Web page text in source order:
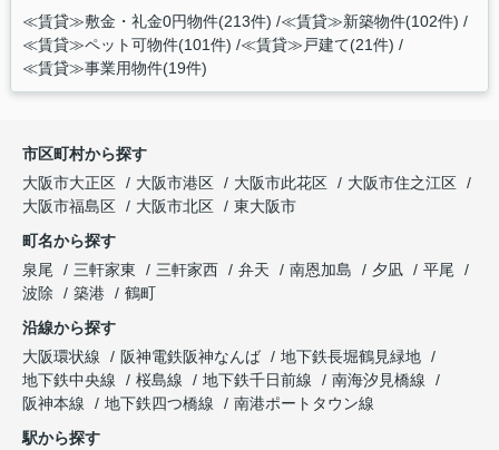
≪賃貸≫敷金・礼金0円物件(213件) ≪賃貸≫新築物件(102件)
≪賃貸≫ペット可物件(101件) ≪賃貸≫戸建て(21件)
≪賃貸≫事業用物件(19件)
市区町村から探す
大阪市大正区
大阪市港区 大阪市此花区
大阪市住之江区
大阪市福島区
大阪市北区
東大阪市
町名から探す
泉尾
三軒家東 三軒家西 弁天 南恩加島 夕凪
平尾
波除
築港
鶴町
沿線から探す
大阪環状線
阪神電鉄阪神なんば
地下鉄長堀鶴見緑地
地下鉄中央線
桜島線 地下鉄千日前線
南海汐見橋線
阪神本線
地下鉄四つ橋線
南港ポートタウン線
駅から探す